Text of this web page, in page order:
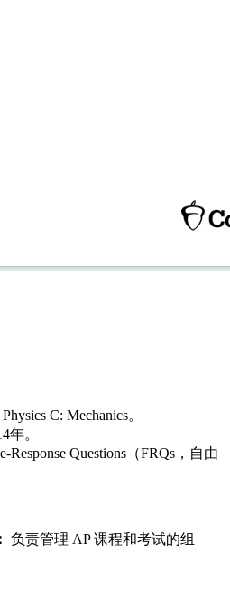
C: Mechanics。
年。
Response Questions（FRQs，自由
负责管理 AP 课程和考试的组